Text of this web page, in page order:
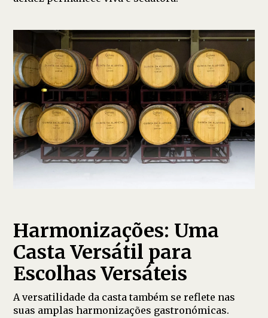
Harmonizações: Uma
Casta Versátil para
Escolhas Versáteis
A versatilidade da casta também se reflete nas
suas amplas harmonizações gastronómicas.